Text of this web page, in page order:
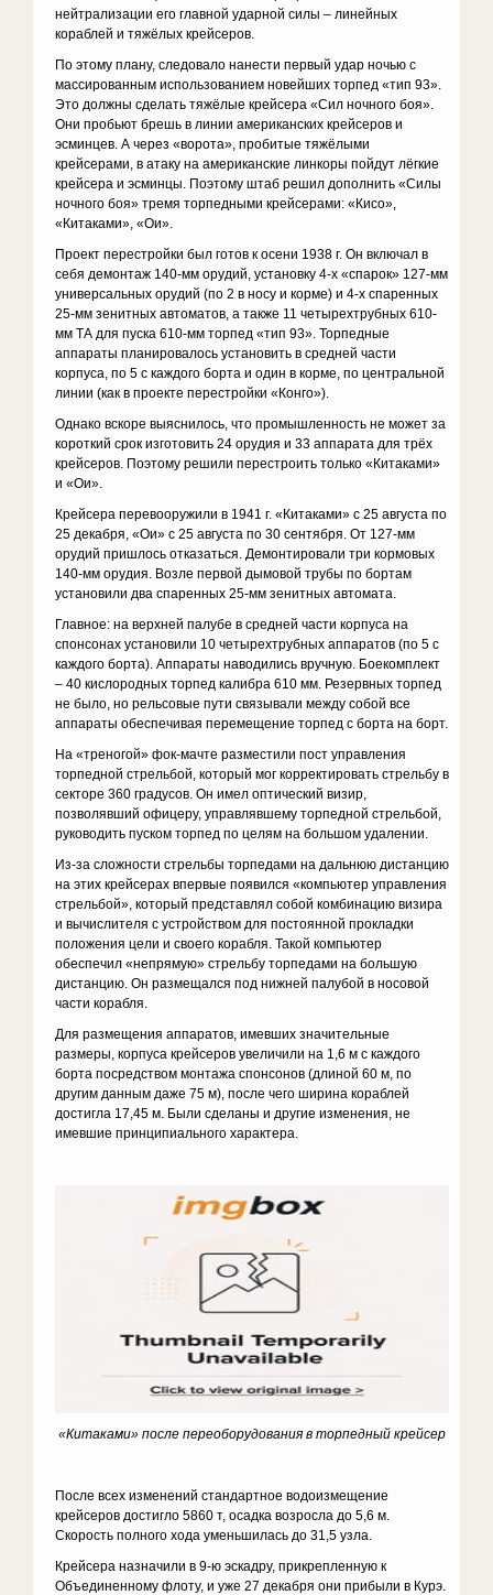
нейтрализации его главной ударной силы – линейных
кораблей и тяжёлых крейсеров.
По этому плану, следовало нанести первый удар ночью с
массированным использованием новейших торпед «тип 93».
Это должны сделать тяжёлые крейсера «Сил ночного боя».
Они пробьют брешь в линии американских крейсеров и
эсминцев. А через «ворота», пробитые тяжёлыми
крейсерами, в атаку на американские линкоры пойдут лёгкие
крейсера и эсминцы. Поэтому штаб решил дополнить «Силы
ночного боя» тремя торпедными крейсерами: «Кисо»,
«Китаками», «Ои».
Проект перестройки был готов к осени 1938 г. Он включал в
себя демонтаж 140-мм орудий, установку 4-х «спарок» 127-мм
универсальных орудий (по 2 в носу и корме) и 4-х спаренных
25-мм зенитных автоматов, а также 11 четырехтрубных 610-
мм ТА для пуска 610-мм торпед «тип 93». Торпедные
аппараты планировалось установить в средней части
корпуса, по 5 с каждого борта и один в корме, по центральной
линии (как в проекте перестройки «Конго»).
Однако вскоре выяснилось, что промышленность не может за
короткий срок изготовить 24 орудия и 33 аппарата для трёх
крейсеров. Поэтому решили перестроить только «Китаками»
и «Ои».
Крейсера перевооружили в 1941 г. «Китаками» с 25 августа по
25 декабря, «Ои» с 25 августа по 30 сентября. От 127-мм
орудий пришлось отказаться. Демонтировали три кормовых
140-мм орудия. Возле первой дымовой трубы по бортам
установили два спаренных 25-мм зенитных автомата.
Главное: на верхней палубе в средней части корпуса на
спонсонах установили 10 четырехтрубных аппаратов (по 5 с
каждого борта). Аппараты наводились вручную. Боекомплект
– 40 кислородных торпед калибра 610 мм. Резервных торпед
не было, но рельсовые пути связывали между собой все
аппараты обеспечивая перемещение торпед с борта на борт.
На «треногой» фок-мачте разместили пост управления
торпедной стрельбой, который мог корректировать стрельбу в
секторе 360 градусов. Он имел оптический визир,
позволявший офицеру, управлявшему торпедной стрельбой,
руководить пуском торпед по целям на большом удалении.
Из-за сложности стрельбы торпедами на дальнюю дистанцию
на этих крейсерах впервые появился «компьютер управления
стрельбой», который представлял собой комбинацию визира
и вычислителя с устройством для постоянной прокладки
положения цели и своего корабля. Такой компьютер
обеспечил «непрямую» стрельбу торпедами на большую
дистанцию. Он размещался под нижней палубой в носовой
части корабля.
Для размещения аппаратов, имевших значительные
размеры, корпуса крейсеров увеличили на 1,6 м с каждого
борта посредством монтажа спонсонов (длиной 60 м, по
другим данным даже 75 м), после чего ширина кораблей
достигла 17,45 м. Были сделаны и другие изменения, не
имевшие принципиального характера.
«Китаками» после переоборудования в торпедный крейсер
После всех изменений стандартное водоизмещение
крейсеров достигло 5860 т, осадка возросла до 5,6 м.
Скорость полного хода уменьшилась до 31,5 узла.
Крейсера назначили в 9-ю эскадру, прикрепленную к
Объединенному флоту, и уже 27 декабря они прибыли в Курэ.